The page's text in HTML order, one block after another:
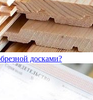
досками?